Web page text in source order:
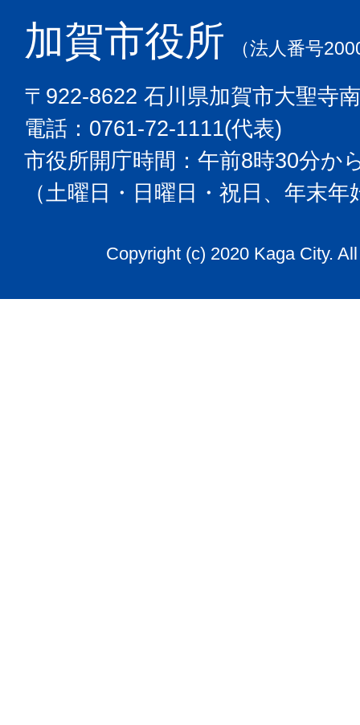
加賀市役所 （法人番号
〒922-8622 石川県加賀市大聖寺
電話：0761-72-1111(代表)
市役所開庁時間：午前8時30分か
（土曜日・日曜日・祝日、年末
Copyright (c) 2020 Kaga City.